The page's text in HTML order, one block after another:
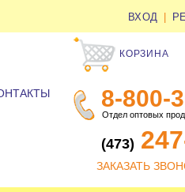
ВХОД
КОРЗИНА
8-800-
Отдел оптовых
(473)
ЗАКАЗАТЬ